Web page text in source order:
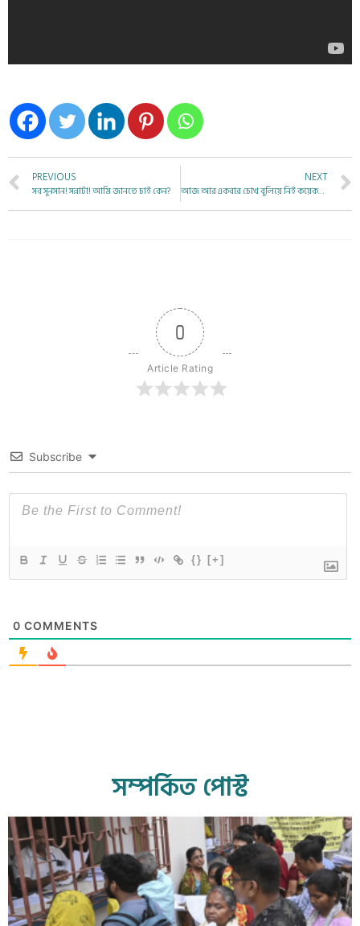
PREVIOUS
সব সুনসান! সন্নাটা! আমি জানতে চাই কেন?
NEXT
আজ আর একবার চোখ বুলিয়ে নিই কয়েকটি প্রশ্নে
0
Article Rating
Subscribe
{} [+]
0 COMMENTS
সম্পর্কিত পোস্ট